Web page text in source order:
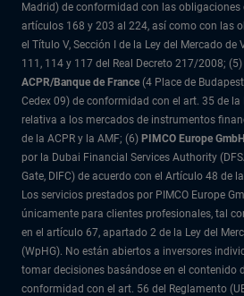
Madrid) de conformidad con las
artículos 168 y 203 al 224, así como con las
el Título V, Sección I de la Ley del Mercado
111, 114 y 117 del Real Decreto 217/2008; (5)
ACPR/Banque de France (4 Place de
Cedex 09) de conformidad con el art. 35 de
relativa a los mercados de instrumentos
de la ACPR y la AMF; (6) PIMCO Europe
por la Dubai Financial Services Authority
Gate, DIFC) de acuerdo con el Artículo 48 de
Los servicios prestados por PIMCO Europe
únicamente para clientes profesionales, tal
en el artículo 67, apartado 2 de la Ley del
(WpHG). No están abiertos a inversores
tomar decisiones basándose en el contenido
conformidad con el art. 56 del Reglamento